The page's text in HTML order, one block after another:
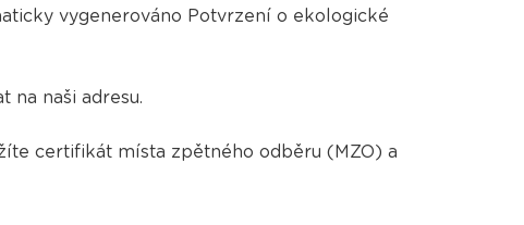
vygenerováno Potvrzení o ekologické
na naši adresu.
certifikát místa zpětného odběru (MZO) a